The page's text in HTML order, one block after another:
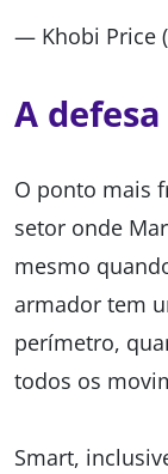
— Khobi Price
A
O ponto mais
setor onde
mesmo
armador tem
perímetro,
todos os
Smart,